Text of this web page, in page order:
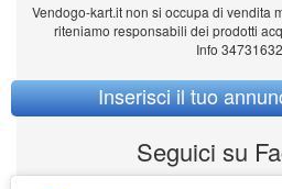
Vendogo-kart.it non si occupa di vendita
riteniamo responsabili dei prodotti
Info
Inserisci il tuo
Seguici su